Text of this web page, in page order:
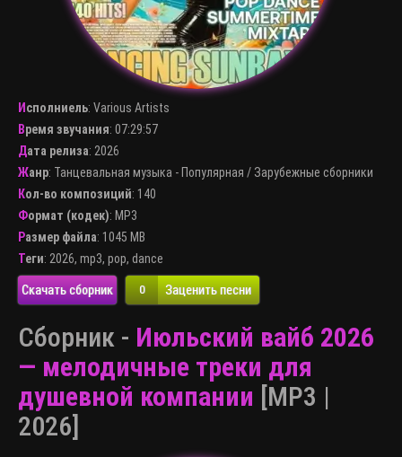
Исполниель: Various Artists
Время звучания: 07:29:57
Дата релиза: 2026
Жанр: Танцевальная музыка - Популярная / Зарубежные сборники
Кол-во композиций: 140
Формат (кодек): MP3
Размер файла: 1045 MB
Теги: 2026, mp3, pop, dance
Скачать сборник 0 Заценить песни
Сборник - Июльский вайб 2026
— мелодичные треки для
душевной компании [MP3 |
2026]